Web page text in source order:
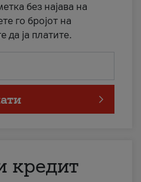
без најава на
го бројот на
да ја платите.
кредит